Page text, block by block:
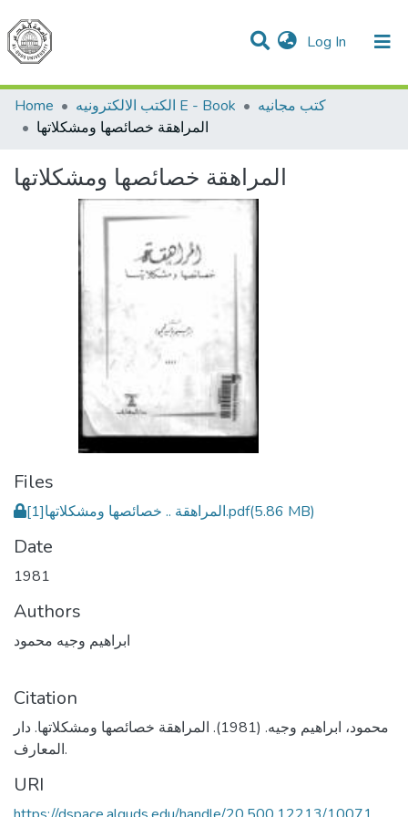
Log In (current)
Communities & Collections
All of DSpace
Home
الكتب الالكترونيه E - Book
كتب مجانيه
المراهقة خصائصها ومشكلاتها
المراهقة خصائصها ومشكلاتها
Files
المراهقة .. خصائصها ومشكلاتها[1].pdf(5.86 MB)
Date
1981
Authors
ابراهيم وجيه محمود
Citation
محمود، ابراهيم وجيه. (1981). المراهقة خصائصها ومشكلاتها. دار
المعارف.
URI